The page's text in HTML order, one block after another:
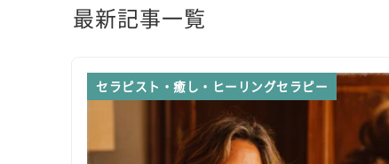
最新記事一覧
セラピスト・癒し・ヒーリングセラピー